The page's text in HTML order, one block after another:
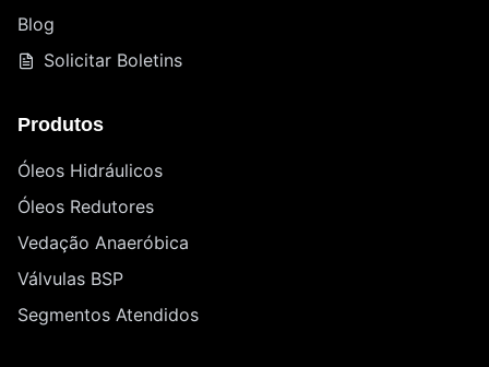
Blog
Solicitar Boletins
Produtos
Óleos Hidráulicos
Óleos Redutores
Vedação Anaeróbica
Válvulas BSP
Segmentos Atendidos